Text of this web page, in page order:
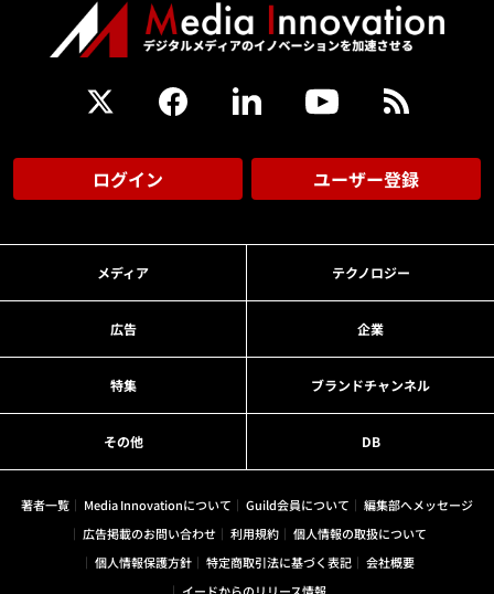
ログイン ユーザー登録
メディア テクノロジー
広告 企業
特集 ブランドチャンネル
その他 DB
著者一覧 Media Innovationについて Guild会員について
編集部へメッセージ
広告掲載のお問い合わせ
利用規約
個人情報の取扱について
個人情報保護方針
特定商取引法に基づく表記
会社概要